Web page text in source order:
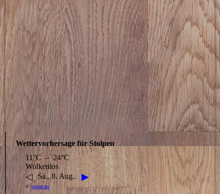
Wettervorhersage für Stolpen
11°C – 24°C
Wolkenlos
◁ Sa., 8. Aug.. ▶
©wetter.net